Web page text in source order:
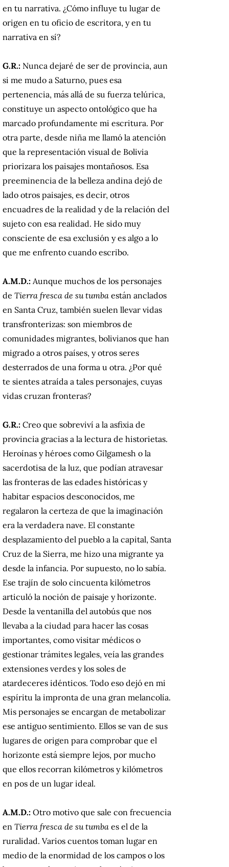
en tu narrativa. ¿Cómo influye tu lugar de
origen en tu oficio de escritora, y en tu
narrativa en sí?
G.R.: Nunca dejaré de ser de provincia, aun
si me mudo a Saturno, pues esa
pertenencia, más allá de su fuerza telúrica,
constituye un aspecto ontológico que ha
marcado profundamente mi escritura. Por
otra parte, desde niña me llamó la atención
que la representación visual de Bolivia
priorizara los paisajes montañosos. Esa
preeminencia de la belleza andina dejó de
lado otros paisajes, es decir, otros
encuadres de la realidad y de la relación del
sujeto con esa realidad. He sido muy
consciente de esa exclusión y es algo a lo
que me enfrento cuando escribo.
A.M.D.: Aunque muchos de los personajes
de Tierra fresca de su tumba están anclados
en Santa Cruz, también suelen llevar vidas
transfronterizas: son miembros de
comunidades migrantes, bolivianos que han
migrado a otros países, y otros seres
desterrados de una forma u otra. ¿Por qué
te sientes atraída a tales personajes, cuyas
vidas cruzan fronteras?
G.R.: Creo que sobreviví a la asfixia de
provincia gracias a la lectura de historietas.
Heroínas y héroes como Gilgamesh o la
sacerdotisa de la luz, que podían atravesar
las fronteras de las edades históricas y
habitar espacios desconocidos, me
regalaron la certeza de que la imaginación
era la verdadera nave. El constante
desplazamiento del pueblo a la capital, Santa
Cruz de la Sierra, me hizo una migrante ya
desde la infancia. Por supuesto, no lo sabía.
Ese trajín de solo cincuenta kilómetros
articuló la noción de paisaje y horizonte.
Desde la ventanilla del autobús que nos
llevaba a la ciudad para hacer las cosas
importantes, como visitar médicos o
gestionar trámites legales, veía las grandes
extensiones verdes y los soles de
atardeceres idénticos. Todo eso dejó en mi
espíritu la impronta de una gran melancolía.
Mis personajes se encargan de metabolizar
ese antiguo sentimiento. Ellos se van de sus
lugares de origen para comprobar que el
horizonte está siempre lejos, por mucho
que ellos recorran kilómetros y kilómetros
en pos de un lugar ideal.
A.M.D.: Otro motivo que sale con frecuencia
en Tierra fresca de su tumba es el de la
ruralidad. Varios cuentos toman lugar en
medio de la enormidad de los campos o los